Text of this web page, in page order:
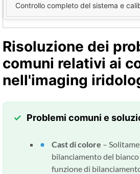
Controllo completo del sistema e
Risoluzione dei
comuni relativi ai
nell'imaging
Problemi comuni e
Cast di colore –
bilanciamento del
funzione di